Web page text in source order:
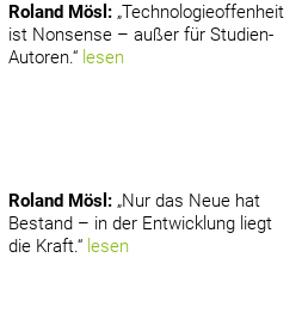
Roland Mösl : „Technologieoffenheit
ist Nonsense – außer für Studien-
Autoren.“ lesen
Roland Mösl : „Nur das Neue hat
Bestand – in der Entwicklung liegt
die Kraft.“ lesen